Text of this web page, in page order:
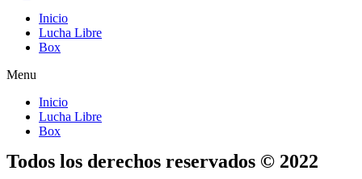
Inicio
Lucha Libre
Box
Menu
Inicio
Lucha Libre
Box
Todos los derechos reservados © 2022